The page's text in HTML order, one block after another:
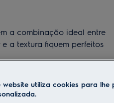
a combinação ideal entre
a textura fiquem perfeitos
website utiliza cookies para